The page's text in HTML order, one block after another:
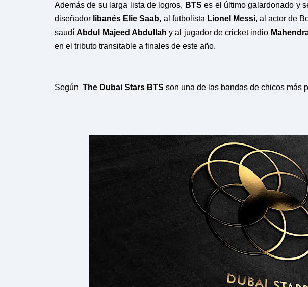
Además de su larga lista de logros, BTS es el último galardonado y
diseñador libanés Elie Saab, al futbolista Lionel Messi, al actor de
saudíAbdul Majeed Abdullah y al jugador de cricket indio
en el tributo transitable a finales de este año.
Según The Dubai Stars BTS son una de las bandas de chicos más